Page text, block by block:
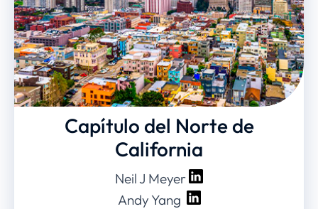
Capítulo del Norte de
California
Neil J Meyer
Andy Yang